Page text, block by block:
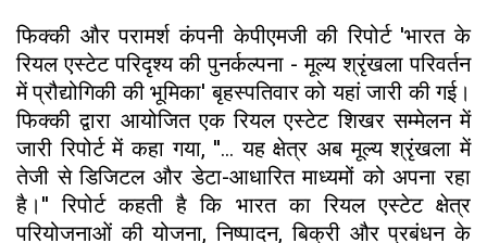
फिक्की और परामर्श कंपनी केपीएमजी की रिपोर्ट 'भारत के
रियल एस्टेट परिदृश्य की पुनर्कल्पना - मूल्य श्रृंखला परिवर्तन
में प्रौद्योगिकी की भूमिका' बृहस्पतिवार को यहां जारी की गई।
फिक्की द्वारा आयोजित एक रियल एस्टेट शिखर सम्मेलन में
जारी रिपोर्ट में कहा गया, ''... यह क्षेत्र अब मूल्य श्रृंखला में
तेजी से डिजिटल और डेटा-आधारित माध्यमों को अपना रहा
है।'' रिपोर्ट कहती है कि भारत का रियल एस्टेट क्षेत्र
परियोजनाओं की योजना, निष्पादन, बिक्री और प्रबंधन के